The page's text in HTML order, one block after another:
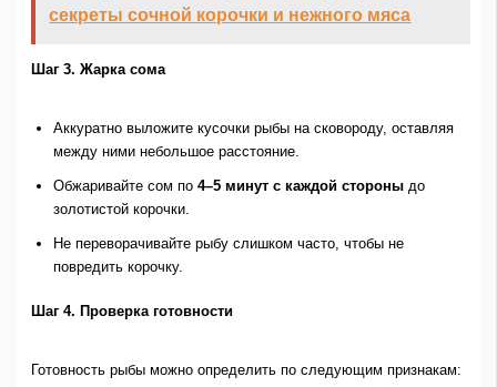
секреты сочной корочки и нежного мяса
Шаг 3. Жарка сома
Аккуратно выложите кусочки рыбы на сковороду, оставляя
между ними небольшое расстояние.
Обжаривайте сом по 4–5 минут с каждой стороныдо
золотистой корочки.
Не переворачивайте рыбу слишком часто, чтобы не
повредить корочку.
Шаг 4. Проверка готовности
Готовность рыбы можно определить по следующим признакам: